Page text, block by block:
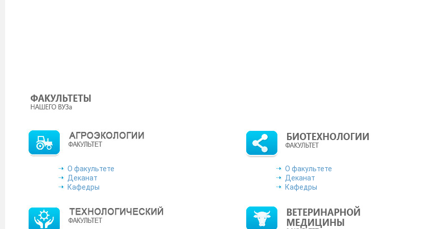
на соискание ученой степени кандидата наук, на соискание ученой степени доктора наук.Подробнее
защитникам Отечества».Подробнее
ПАО «КАМАЗ» предоставляет широкие возможности для профессионального и карьерного развития молодых работников.
О факультете
Деканат
Кафедры
О факультете
Деканат
Кафедры